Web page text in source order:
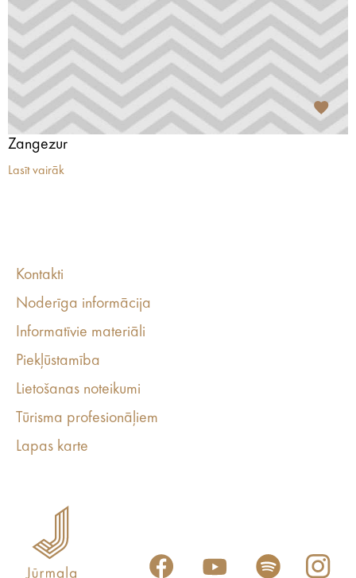
Zangezur
Lasīt vairāk
Kontakti
Noderīga informācija
Informatīvie materiāli
Piekļūstamība
Lietošanas noteikumi
Tūrisma profesionāļiem
Lapas karte